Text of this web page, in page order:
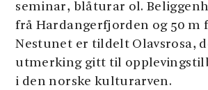
seminar, blåturar ol.
frå Hardangerfjorden og 50 m
Nestunet er tildelt Olavsrosa,
utmerking gitt til
i den norske kulturarven.